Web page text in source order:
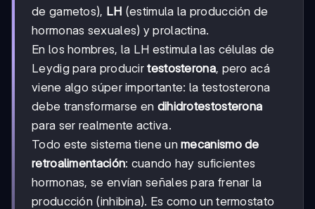
de gametos), LH (estimula la producción de
hormonas sexuales) y prolactina.
En los hombres, la LH estimula las células de
Leydig para producirtestosterona, pero acá
viene algo súper importante: la testosterona
debe transformarse en dihidrotestosterona
para ser realmente activa.
Todo este sistema tiene unmecanismo de
retroalimentación: cuando hay suficientes
hormonas, se envían señales para frenar la
producción (inhibina). Es como un termostato